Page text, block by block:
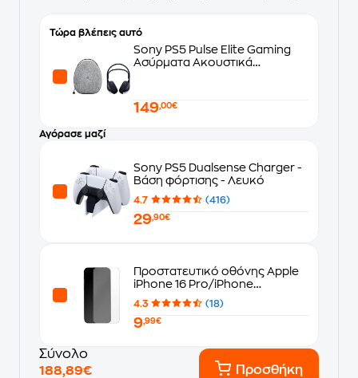
Τώρα βλέπεις αυτό
Sony PS5 Pulse Elite Gaming
Ασύρματα Ακουστικά
149,00€
Αγόρασε μαζί
Sony PS5 Dualsense Charger -
Βάση φόρτισης - Λευκό
4.7 (416)
29,90€
Προστατευτικό οθόνης Apple
iPhone 16 Pro/iPhone
17/iPhone 17 Pro - Tune Elite
Clear
4.3 (18)
9,99€
Σύνολο
188,89€
Προσθήκη